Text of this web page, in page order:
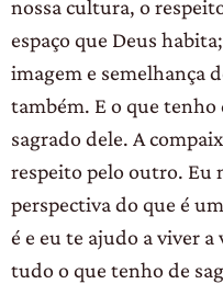
nossa cultura, o
espaço que Deus
imagem e semelhança
também. E o que tenho
sagrado dele. A
respeito pelo outro. Eu
perspectiva do que é
é e eu te ajudo a viver
tudo o que tenho de